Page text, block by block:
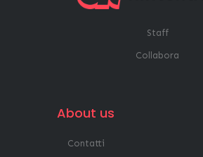
Staff
Collabora
About us
Contatti